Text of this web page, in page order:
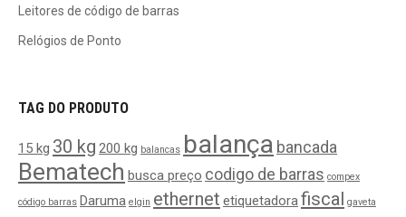
Leitores de código de barras
Relógios de Ponto
TAG DO PRODUTO
15 kg 30 kg 200 kg balancas balança bancada
Bematech busca preço codigo de barras compex
código barras Daruma elgin ethernet etiquetadorafiscal gaveta